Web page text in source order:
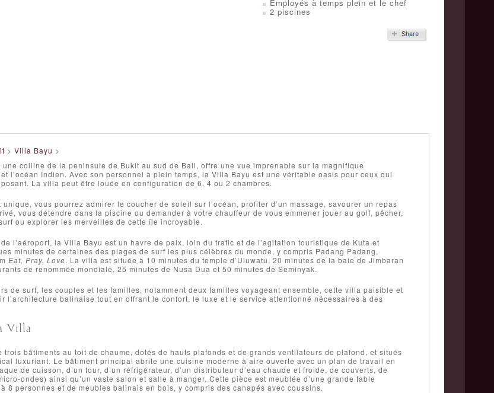
Employés à temps plein et le chef
2 piscines
> Villa Bayu >
colline de la peninsule de Bukit au sud de Bali, offre une vue imprenable sur la magnifique
l’océan Indien. Avec son personnel à plein temps, la Villa Bayu est une véritable oasis pour ceux qui
La villa peut être louée en configuration de 6, 4 ou 2 chambres.
unique, vous pourrez admirer le coucher de soleil sur l’océan, profiter d’un massage, savourer un repas
vous détendre dans la piscine ou demander à votre chauffeur de vous emmener jouer au golf, pêcher,
ou explorer les merveilles de cette île incroyable.
l’aéroport, la Villa Bayu est un havre de paix, loin du trafic et de l’agitation touristique de Kuta et
minutes de certaines des plages de surf les plus célèbres du monde, y compris Padang Padang,
Eat, Pray, Love. La villa est située à 10 minutes du temple d’Uluwatu, 20 minutes de la baie de Jimbaran
de renommée mondiale, 25 minutes de Nusa Dua et 50 minutes de Seminyak.
de surf, les couples et les familles, notamment deux familles voyageant ensemble, cette villa paisible et
l’architecture balinaise tout en offrant le confort, le luxe et le service attentionné nécessaires à des
Villa
trois bâtiments au toit de chaume, dotés de hauts plafonds et de grands ventilateurs de plafond, et situés
luxuriant. Le bâtiment principal abrite une cuisine moderne à aire ouverte avec un plan de travail en
de cuisson, d’un four, d’un réfrigérateur, d’un distributeur d’eau chaude et froide, de couverts, de
ondes) ainsi qu’un vaste salon et salle à manger. Cette pièce est meublée d’une grande table
8 personnes et de meubles balinais en bois, y compris des canapés avec coussins.